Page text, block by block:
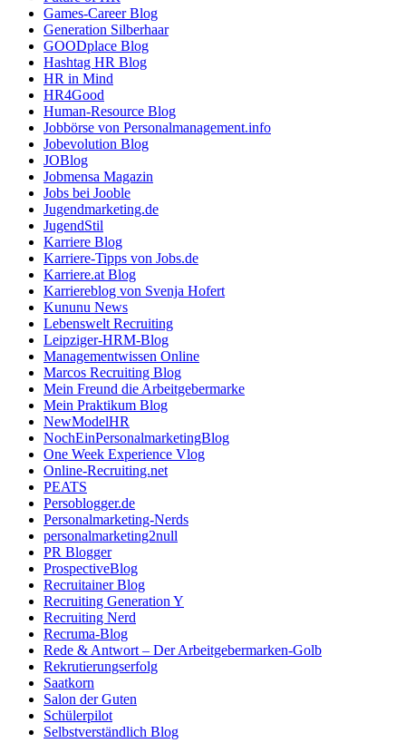
Games-Career Blog
Generation Silberhaar
GOODplace Blog
Hashtag HR Blog
HR in Mind
HR4Good
Human-Resource Blog
Jobbörse von Personalmanagement.info
Jobevolution Blog
JOBlog
Jobmensa Magazin
Jobs bei Jooble
Jugendmarketing.de
JugendStil
Karriere Blog
Karriere-Tipps von Jobs.de
Karriere.at Blog
Karriereblog von Svenja Hofert
Kununu News
Lebenswelt Recruiting
Leipziger-HRM-Blog
Managementwissen Online
Marcos Recruiting Blog
Mein Freund die Arbeitgebermarke
Mein Praktikum Blog
NewModelHR
NochEinPersonalmarketingBlog
One Week Experience Vlog
Online-Recruiting.net
PEATS
Persoblogger.de
Personalmarketing-Nerds
personalmarketing2null
PR Blogger
ProspectiveBlog
Recruitainer Blog
Recruiting Generation Y
Recruiting Nerd
Recruma-Blog
Rede & Antwort – Der Arbeitgebermarken-Golb
Rekrutierungserfolg
Saatkorn
Salon der Guten
Schülerpilot
Selbstverständlich Blog